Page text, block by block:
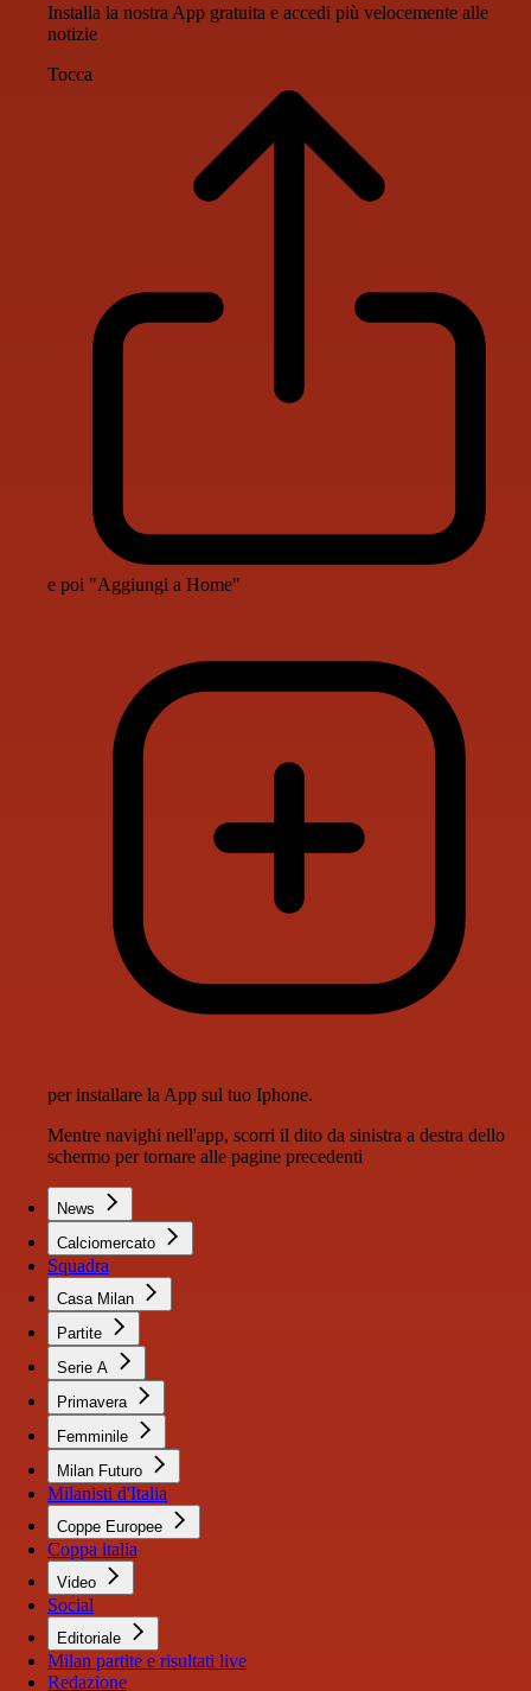
Installa la nostra App gratuita e accedi più velocemente alle
notizie
Tocca
e poi "Aggiungi a Home"
per installare la App sul tuo Iphone.
Mentre navighi nell'app, scorri il dito da sinistra a destra dello
schermo per tornare alle pagine precedenti
News
Calciomercato
Squadra
Casa Milan
Partite
Serie A
Primavera
Femminile
Milan Futuro
Milanisti d'Italia
Coppe Europee
Coppa italia
Video
Social
Editoriale
Milan partite e risultati live
Redazione